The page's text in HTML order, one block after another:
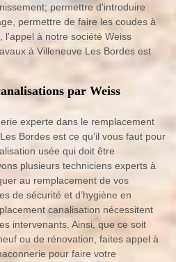
permettre d'introduire
permettre de faire les coudes à
l'appel à notre société Weiss
à Villeneuve Les Bordes est
par Weiss
experte dans le remplacement
Bordes est ce qu’il vous faut pour
usée qui doit être
plusieurs techniciens experts à
au remplacement de vos
de sécurité et d’hygiène en
canalisation nécessitent
intervenants. Ainsi, que ce soit
ou de rénovation, faites appel à
pour faire votre